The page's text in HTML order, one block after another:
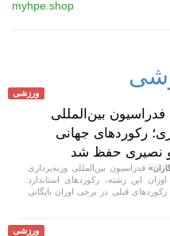
myhpe.shop
ورزشی
فدراسیون بین‌المللی
رکورد‌های جهانی
نصیری حفظ شد
فدراسیون بین‌المللی وزنه‌برداری
این رشته، رکورد‌های استاندارد
قبلی در برخی اوزان بایگانی
ورزشی